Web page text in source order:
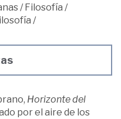
/Filosofía /
/
Horizonte del
por el aire de los